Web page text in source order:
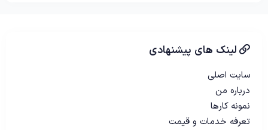
لینک های پیشنهادی
سایت اصلی
درباره من
نمونه کارها
تعرفه خدمات و قیمت